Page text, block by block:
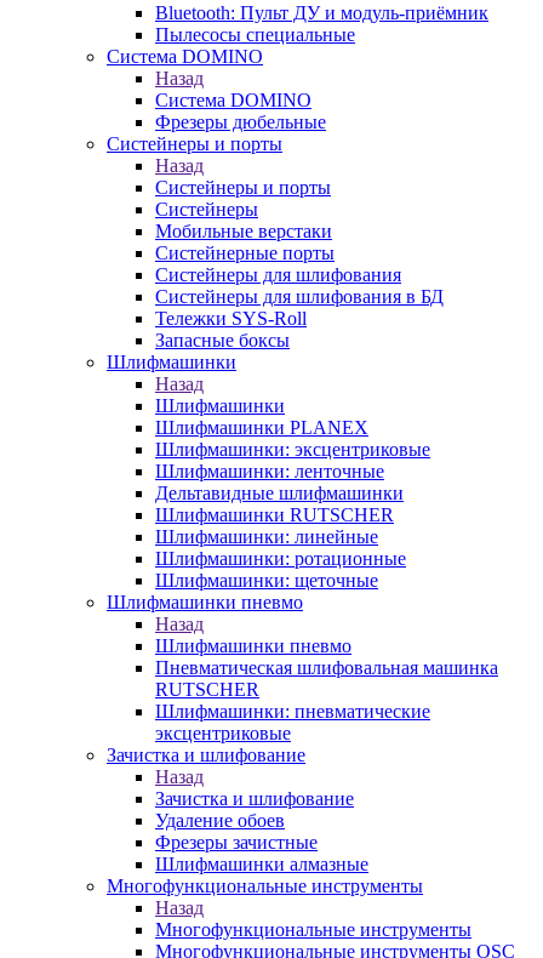
Bluetooth: Пульт ДУ и модуль-приёмник
Пылесосы специальные
Система DOMINO
Назад
Система DOMINO
Фрезеры дюбельные
Систейнеры и порты
Назад
Систейнеры и порты
Систейнеры
Мобильные верстаки
Систейнерные порты
Систейнеры для шлифования
Систейнеры для шлифования в БД
Тележки SYS-Roll
Запасные боксы
Шлифмашинки
Назад
Шлифмашинки
Шлифмашинки PLANEX
Шлифмашинки: эксцентриковые
Шлифмашинки: ленточные
Дельтавидные шлифмашинки
Шлифмашинки RUTSCHER
Шлифмашинки: линейные
Шлифмашинки: ротационные
Шлифмашинки: щеточные
Шлифмашинки пневмо
Назад
Шлифмашинки пневмо
Пневматическая шлифовальная машинка
RUTSCHER
Шлифмашинки: пневматические
эксцентриковые
Зачистка и шлифование
Назад
Зачистка и шлифование
Удаление обоев
Фрезеры зачистные
Шлифмашинки алмазные
Многофункциональные инструменты
Назад
Многофункциональные инструменты
Многофункциональные инструменты OSC